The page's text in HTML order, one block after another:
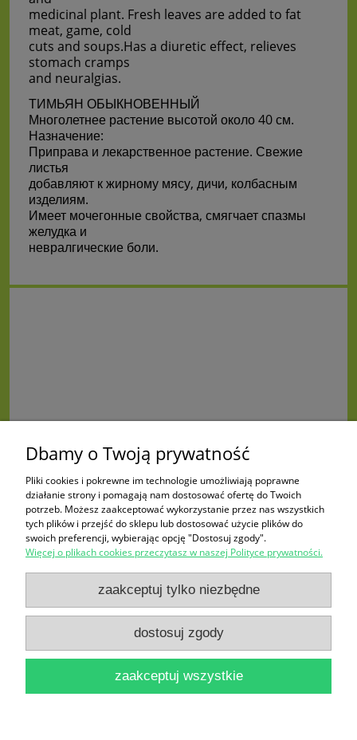
medicinal plant. Fresh leaves are added to fat
meat, game, cold
cuts and soups.Has a diuretic effect, relieves
stomach cramps
and neuralgias.
ТИМЬЯН ОБЫКНОВЕННЫЙ
Многолетнее растение высотой около 40 см.
Назначение:
Приправа и лекарственное растение. Свежие
листья
добавляют к жирному мясу, дичи, колбасным
изделиям.
Имеет мочегонные свойства, смягчает спазмы
желудка и
невралгические боли.
Zakupy
Pomoc
Moje konto
Informacje
Dbamy o Twoją prywatność
Pliki cookies i pokrewne im technologie umożliwiają poprawne
działanie strony i pomagają nam dostosować ofertę do Twoich
potrzeb. Możesz zaakceptować wykorzystanie przez nas wszystkich
tych plików i przejść do sklepu lub dostosować użycie plików do
swoich preferencji, wybierając opcję "Dostosuj zgody".
Więcej o plikach cookies przeczytasz w naszej Polityce prywatności.
zaakceptuj tylko niezbędne
dostosuj zgody
zaakceptuj wszystkie